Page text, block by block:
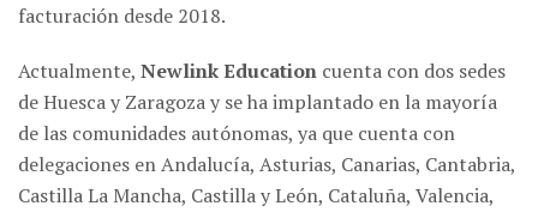
facturación desde 2018.
Actualmente, Newlink Education cuenta con dos sedes
de Huesca y Zaragoza y se ha implantado en la mayoría
de las comunidades autónomas, ya que cuenta con
delegaciones en Andalucía, Asturias, Canarias, Cantabria,
Castilla La Mancha, Castilla y León, Cataluña, Valencia,